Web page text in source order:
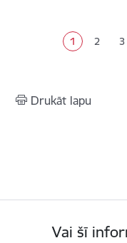
Pašreizējā
1 Lapa
2 3
Drukāt lapu
Vai šī